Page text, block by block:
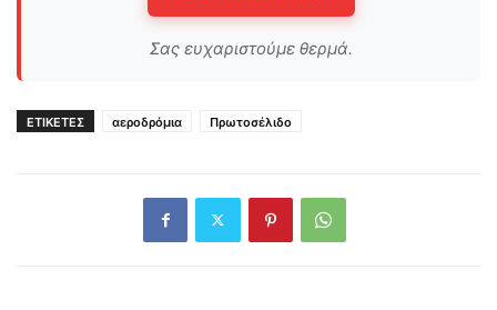
Σας ευχαριστούμε θερμά.
ΕΤΙΚΕΤΕΣ αεροδρόμια Πρωτοσέλιδο